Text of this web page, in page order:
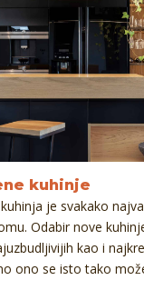
kuhinje
je svakako
Odabir nove
kao i
ono se isto tako